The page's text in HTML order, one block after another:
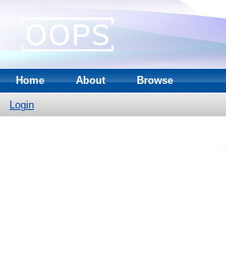
Home About Browse
Login